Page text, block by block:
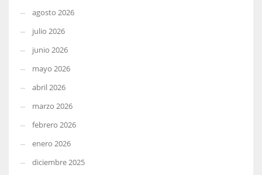
agosto 2026
julio 2026
junio 2026
mayo 2026
abril 2026
marzo 2026
febrero 2026
enero 2026
diciembre 2025